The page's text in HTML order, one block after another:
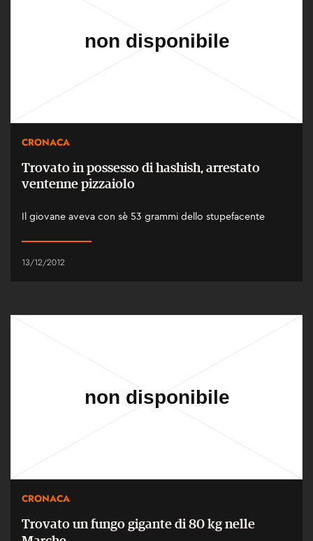
CRONACA
Trovato in possesso di hashish, arrestato
ventenne pizzaiolo
Il giovane aveva con sè 53 grammi dello stupefacente
13/12/2012
CRONACA
Trovato un fungo gigante di 80 kg nelle